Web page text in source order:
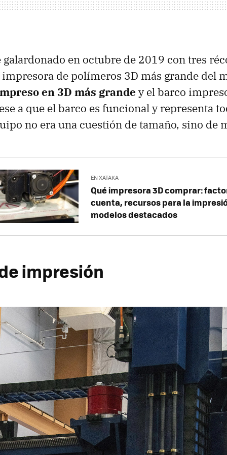
en octubre de 2019 con tres
de polímeros 3D más grande del
en 3D más grande y el barco
a que el barco es funcional y representa
no era una cuestión de tamaño, sino de
EN XATAKA
Qué impresora 3D comprar:
cuenta, recursos para la
modelos destacados
impresión